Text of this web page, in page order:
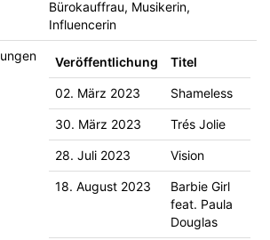
Bürokauffrau, Musikerin,
Influencerin
Veröffentlichung Titel
02. März 2023 Shameless
30. März 2023 Trés Jolie
28. Juli 2023 Vision
18. August 2023
Barbie Girl
feat. Paula
Douglas